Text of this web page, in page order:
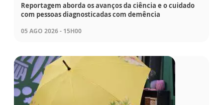
Reportagem aborda os avanços da ciência e o cuidado
com pessoas diagnosticadas com demência
05 AGO 2026 - 15H00